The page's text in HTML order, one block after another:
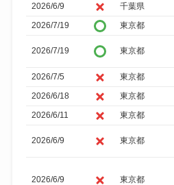
2026/6/9
千葉県
2026/7/19
東京都
2026/7/19 東京都
2026/7/5
東京都
2026/6/18
東京都
2026/6/11
東京都
2026/6/9 東京都
2026/6/9 東京都